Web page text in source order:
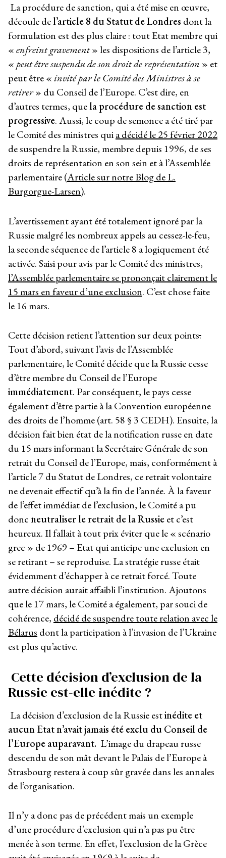
La procédure de sanction, qui a été mise en œuvre,
découle del’article 8 du Statut de Londres dont la
formulation est des plus claire : tout Etat membre qui
«enfreint gravement» les dispositions de l’article 3,
«peut être suspendu de son droit de représentation » et
peut être «invité par le Comité des Ministres à se
retirer» du Conseil de l’Europe. C’est dire, en
d’autres termes, quela procédure de sanction est
progressive. Aussi, le coup de semonce a été tiré par
le Comité des ministres quia décidé le 25 février 2022
de suspendre la Russie, membre depuis 1996, de ses
droits de représentation en son sein et à l’Assemblée
parlementaire (Article sur notre Blog de L.
Burgorgue-Larsen).
L’avertissement ayant été totalement ignoré par la
Russie malgré les nombreux appels au cessez-le-feu,
la seconde séquence de l’article 8 a logiquement été
activée. Saisi pour avis par le Comité des ministres,
l’Assemblée parlementaire se prononçait clairement le
15 mars en faveur d’une exclusion. C’est chose faite
le 16 mars.
Cette décision retient l’attention sur deux points.
Tout d’abord, suivant l’avis de l’Assemblée
parlementaire, le Comité décide que la Russie cesse
d’être membre du Conseil de l’Europe
immédiatement. Par conséquent, le pays cesse
également d’être partie à la Convention européenne
des droits de l’homme (art. 58 § 3 CEDH). Ensuite, la
décision fait bien état de la notification russe en date
du 15 mars informant la Secrétaire Générale de son
retrait du Conseil de l’Europe, mais, conformément à
l’article 7 du Statut de Londres, ce retrait volontaire
ne devenait effectif qu’à la fin de l’année. À la faveur
de l’effet immédiat de l’exclusion, le Comité a pu
doncneutraliser le retrait de la Russieet c’est
heureux. Il fallait à tout prix éviter que le « scénario
grec » de 1969 – Etat qui anticipe une exclusion en
se retirant – se reproduise. La stratégie russe était
évidemment d’échapper à ce retrait forcé. Toute
autre décision aurait affaibli l’institution. Ajoutons
que le 17 mars, le Comité a également, par souci de
cohérence, décidé de suspendre toute relation avec le
Bélarus dont la participation à l’invasion de l’Ukraine
est plus qu’active.
Cette décision d’exclusion de la
Russie est-elle inédite ?
La décision d’exclusion de la Russie estinédite et
aucun Etat n’avait jamais été exclu du Conseil de
l’Europe auparavant. L’image du drapeau russe
descendu de son mât devant le Palais de l’Europe à
Strasbourg restera à coup sûr gravée dans les annales
de l’organisation.
Il n’y a donc pas de précédent mais un exemple
d’une procédure d’exclusion qui n’a pas pu être
menée à son terme. En effet, l’exclusion de la Grèce